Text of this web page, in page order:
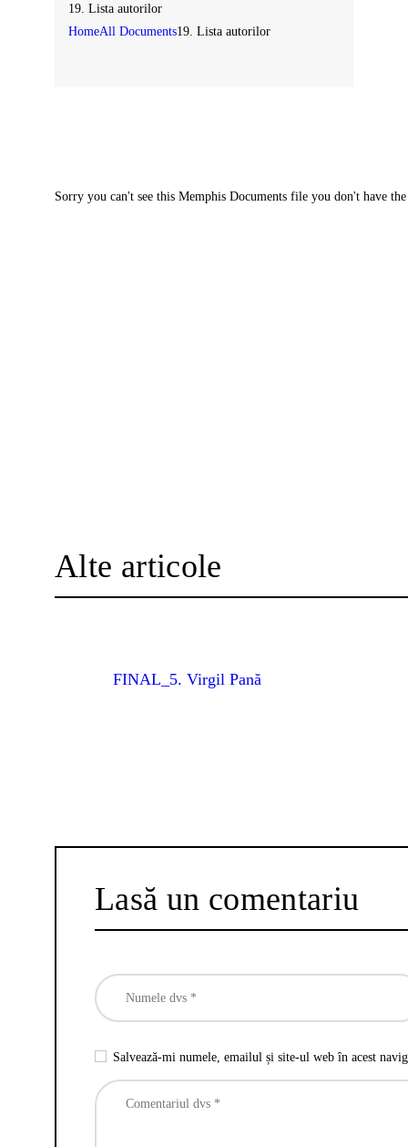
19. Lista autorilor
HomeAll Documents19. Lista autorilor
Sorry you can't see this Memphis Documents file you don't have
Alte articole
FINAL_5. Virgil Pană
Lasă un comentariu
Salvează-mi numele, emailul și site-ul web în acest